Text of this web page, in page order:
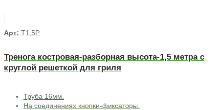
Арт: Т1,5Р
Тренога костровая-разборная высота-1,5 метра с
круглой решеткой для гриля
Труба 16мм.
На соединениях кнопки-фиксаторы.